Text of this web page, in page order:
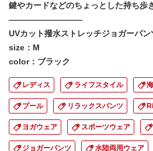
鍵やカードなどのちょっとした持ち
―――――――――
UVカット撥水ストレッチジョガーパン
size：M
color：ブラック
レディス ライフスタイル 海
プール リラックスパンツ
ヨガウェア スポーツウェア
ジョガーパンツ 水陸両用ウェア